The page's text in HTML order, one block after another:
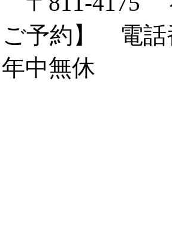
約】 電話
中無休